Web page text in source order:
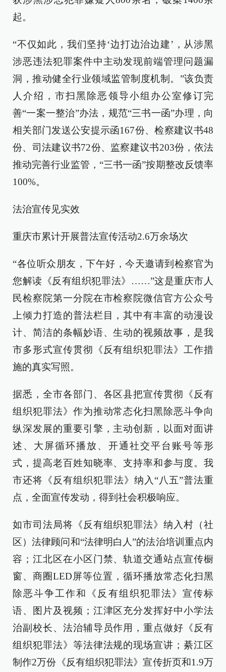
起。
“不仅如此，我们坚持‘边打边治边建’，从涉黑
涉恶违法犯罪案件中主动发现前端管理问题漏
洞，推动健全行业领域监管制度机制。”该负责
人介绍，市扫黑除恶领导小组办公室修订完
善“一案一整治”办法，规范“三书一函”办理，向
相关部门发送公安提示函167份、检察建议书48
份、司法建议书72份、监察建议书203份，依法
推动完善行业监管，“三书一函”按期整改反馈率
100%。
法治宣传见实效
重庆市累计开展普法宣传活动2.6万余场次
“各位听众朋友，下午好，今天邀请到检察官为
您解读《反有组织犯罪法》……”这是重庆市人
民检察院第一分院在市检察院微信官方公众号
上倾力打造的普法栏目，其中有丰富的动漫设
计、简洁的条幅妙语、生动的视频故事，是我
市多形式宣传贯彻《反有组织犯罪法》工作措
施的真实写照。
据悉，全市各部门、各区县把宣传贯彻《反有
组织犯罪法》作为推动常态化扫黑除恶斗争向
纵深发展的重要引擎，主动创新，以面对面讲
述、大屏循环播放、开通社交平台账号等形
式，提高老百姓知晓率、支持率和参与度。我
市还将《反有组织犯罪法》纳入“八五”普法重
点，全面宣传发动，得到社会积极响应。
如市司法局将《反有组织犯罪法》纳入村（社
区）法律顾问和“法律明白人”的法治培训重点内
容；江北区在小区门禁、轨道交通站点宣传橱
窗、商圈LED屏等位置，循环播放常态化扫黑
除恶斗争工作和《反有组织犯罪法》宣传标
语、图片及视频；江津区充分发挥好中小学法
治副校长、法治辅导员作用，重点做好《反有
组织犯罪法》等法律法规的现场宣讲；綦江区
制作2万份《反有组织犯罪法》宣传折页和1.9万